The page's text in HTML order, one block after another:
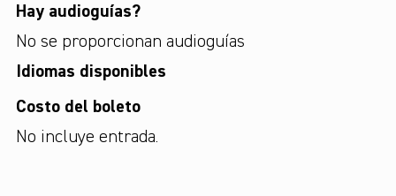
Hay audioguías?
No se proporcionan audioguías
Idiomas disponibles
Costo del boleto
No incluye entrada.